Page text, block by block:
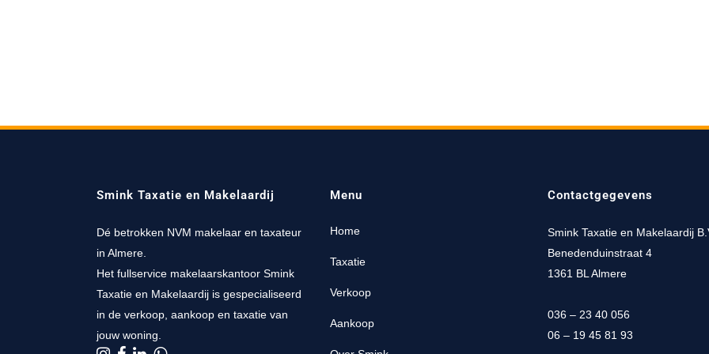
Smink Taxatie en Makelaardij
Dé betrokken NVM makelaar en taxateur
in Almere.
Het fullservice makelaarskantoor Smink
Taxatie en Makelaardij is gespecialiseerd
in de verkoop, aankoop en taxatie van
jouw woning.
Menu
Home
Taxatie
Verkoop
Aankoop
Contactgegevens
Smink Taxatie en Makelaardij
Benedenduinstraat 4
1361 BL Almere
036 – 23 40 056
06 – 19 45 81 93